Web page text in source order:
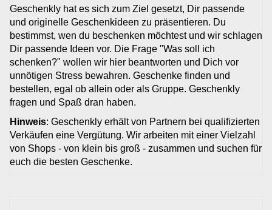
Geschenkly hat es sich zum Ziel gesetzt, Dir passende
und originelle Geschenkideen zu präsentieren. Du
bestimmst, wen du beschenken möchtest und wir schlagen
Dir passende Ideen vor. Die Frage "Was soll ich
schenken?" wollen wir hier beantworten und Dich vor
unnötigen Stress bewahren. Geschenke finden und
bestellen, egal ob allein oder als Gruppe. Geschenkly
fragen und Spaß dran haben.
Hinweis: Geschenkly erhält von Partnern bei qualifizierten
Verkäufen eine Vergütung. Wir arbeiten mit einer Vielzahl
von Shops - von klein bis groß - zusammen und suchen für
euch die besten Geschenke.